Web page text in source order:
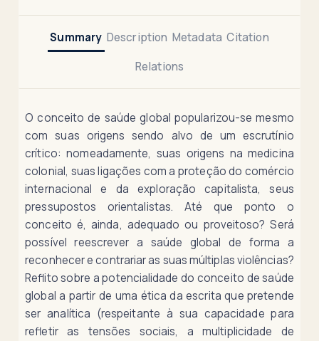
Summary Description Metadata Citation
Relations
O conceito de saúde global popularizou-se mesmo
com suas origens sendo alvo de um escrutínio
crítico: nomeadamente, suas origens na medicina
colonial, suas ligações com a proteção do comércio
internacional e da exploração capitalista, seus
pressupostos orientalistas. Até que ponto o
conceito é, ainda, adequado ou proveitoso? Será
possível reescrever a saúde global de forma a
reconhecer e contrariar as suas múltiplas violências?
Reflito sobre a potencialidade do conceito de saúde
global a partir de uma ética da escrita que pretende
ser analítica (respeitante à sua capacidade para
refletir as tensões sociais, a multiplicidade de